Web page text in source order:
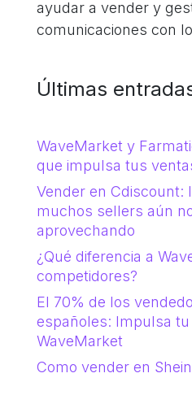
ayudar a vender y
comunicaciones con
Últimas
WaveMarket y
que impulsa tus
Vender en Cdiscount:
muchos sellers aún
aprovechando
¿Qué diferencia a
competidores?
El 70% de los
españoles: Impulsa tu
WaveMarket
Como vender en